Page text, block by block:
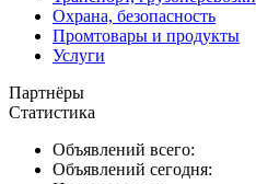
Охрана, безопасность
Промтовары и продукты
Услуги
Партнёры
Статистика
Объявлений всего:
Объявлений сегодня: